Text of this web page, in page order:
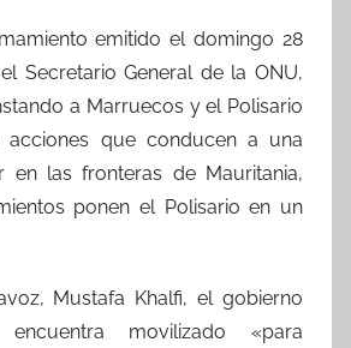
emitido el domingo 28
Secretario General de la ONU,
a Marruecos y el Polisario
acciones que conducen a una
en las fronteras de Mauritania,
ponen el Polisario en un
Mustafa Khalfi, el gobierno
movilizado «para